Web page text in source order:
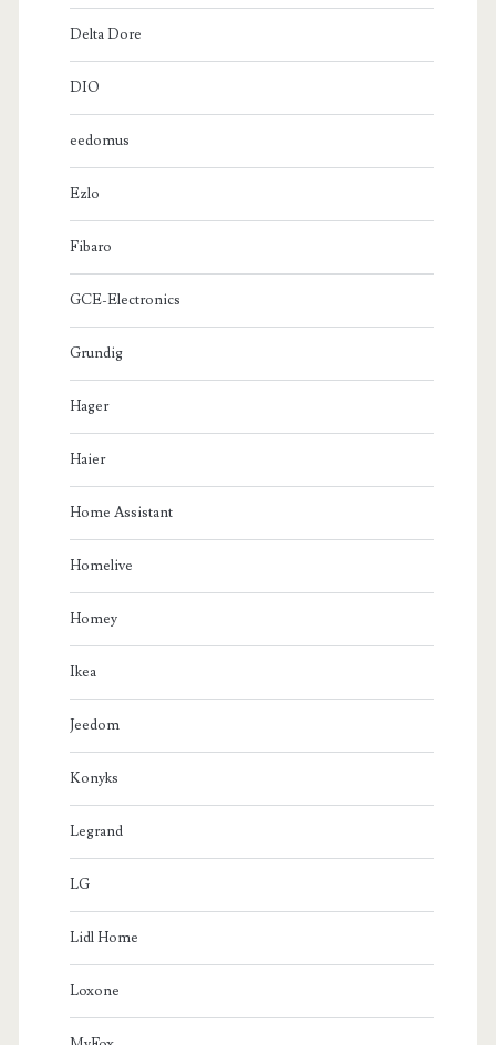
Delta Dore
DIO
eedomus
Ezlo
Fibaro
GCE-Electronics
Grundig
Hager
Haier
Home Assistant
Homelive
Homey
Ikea
Jeedom
Konyks
Legrand
LG
Lidl Home
Loxone